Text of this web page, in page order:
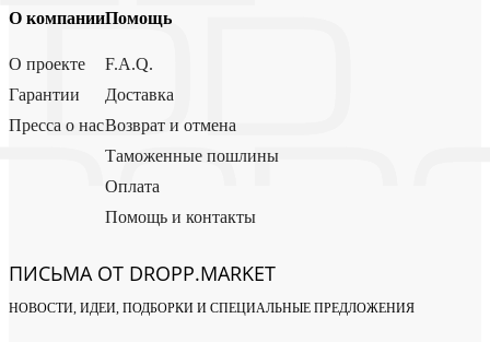
О компании
О проекте
Гарантии
Пресса о нас
Помощь
F.A.Q.
Доставка
Возврат и отмена
Таможенные пошлины
Оплата
Помощь и контакты
ПИСЬМА ОТ DROPP.MARKET
НОВОСТИ, ИДЕИ, ПОДБОРКИ И СПЕЦИАЛЬНЫЕ ПРЕДЛОЖЕНИЯ